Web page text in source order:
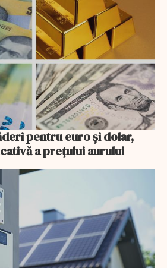
pentru euro și dolar,
a prețului aurului